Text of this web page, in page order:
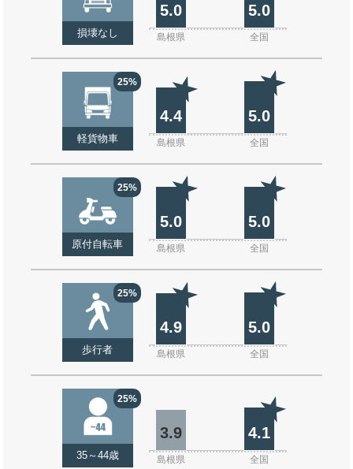
損壊なし
5.0 5.0
島根県 全国
25%
軽貨物車
4.4 5.0
島根県 全国
25%
原付自転車
5.0 5.0
島根県 全国
25%
歩行者
4.9 5.0
島根県 全国
25%
35～44歳
3.9 4.1
島根県 全国